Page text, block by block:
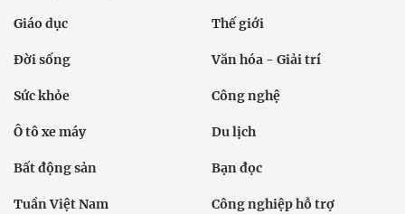
Giáo dục Thế giới
Đời sống Văn hóa - Giải trí
Sức khỏe Công nghệ
Ô tô xe máy Du lịch
Bất động sản Bạn đọc
Tuần Việt Nam Công nghiệp hỗ trợ